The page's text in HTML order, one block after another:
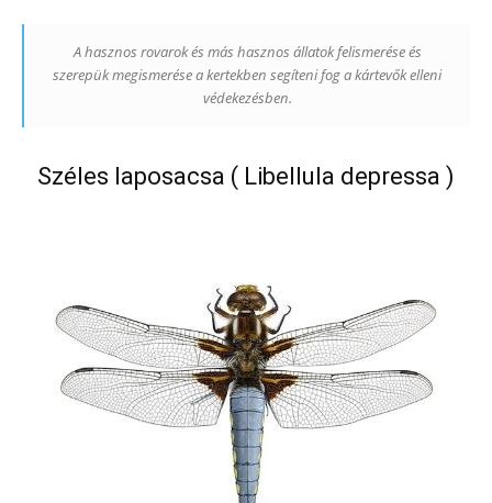
A hasznos rovarok és más hasznos állatok felismerése és
szerepük megismerése a kertekben segíteni fog a kártevők elleni
védekezésben.
Széles laposacsa ( Libellula depressa )